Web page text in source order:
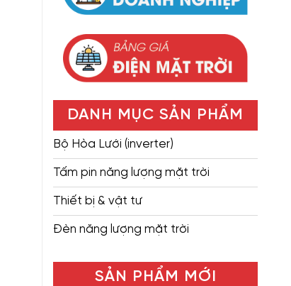
DANH MỤC SẢN PHẨM
Bộ Hòa Lưới (inverter)
Tấm pin năng lượng mặt trời
Thiết bị & vật tư
Đèn năng lượng mặt trời
SẢN PHẨM MỚI